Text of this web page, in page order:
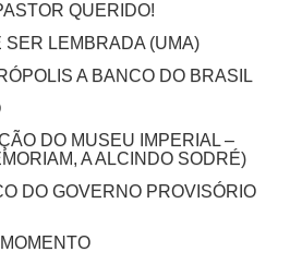
QUERIDO!
SER LEMBRADA (UMA)
A BANCO DO BRASIL
DO MUSEU IMPERIAL –
A ALCINDO SODRÉ)
DO GOVERNO PROVISÓRIO